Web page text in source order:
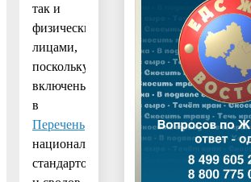
так и
физическими
лицами,
поскольку
включены
в
Перечень
национальных
стандартов